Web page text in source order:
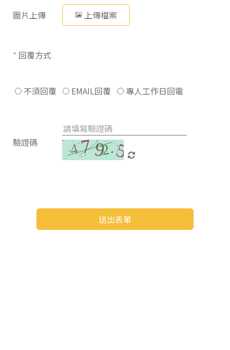
圖片上傳 上傳檔案
* 回覆方式
不須回覆 EMAIL回覆 專人工作日回電
驗證碼
送出表單